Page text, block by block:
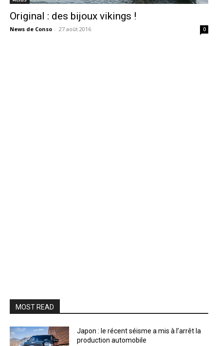
Original : des bijoux vikings !
News de Conso - 27 août 2016 0
MOST READ
Japon : le récent séisme a mis à l’arrêt la
production automobile